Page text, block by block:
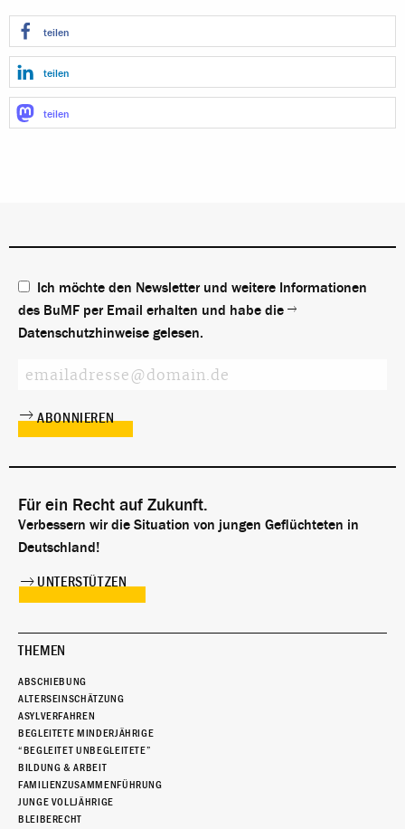
teilen
teilen
teilen
Ich möchte den Newsletter und weitere Informationen
des BuMF per Email erhalten und habe die
Datenschutzhinweise gelesen.
Für ein Recht auf Zukunft.
Verbessern wir die Situation von jungen Geflüchteten in
Deutschland!
UNTERSTÜTZEN
THEMEN
ABSCHIEBUNG
ALTERSEINSCHÄTZUNG
ASYLVERFAHREN
BEGLEITETE MINDERJÄHRIGE
“BEGLEITET UNBEGLEITETE”
BILDUNG & ARBEIT
FAMILIENZUSAMMENFÜHRUNG
JUNGE VOLLJÄHRIGE
BLEIBERECHT